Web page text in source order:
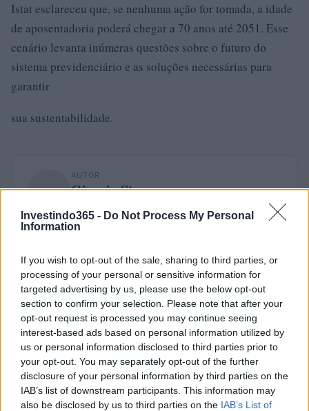
Investindo365 - Do Not Process My Personal
Information
If you wish to opt-out of the sale, sharing to third parties, or
processing of your personal or sensitive information for
targeted advertising by us, please use the below opt-out
section to confirm your selection. Please note that after your
opt-out request is processed you may continue seeing
interest-based ads based on personal information utilized by
us or personal information disclosed to third parties prior to
your opt-out. You may separately opt-out of the further
disclosure of your personal information by third parties on the
IAB’s list of downstream participants. This information may
also be disclosed by us to third parties on the IAB’s List of
Istat esclareceu que, se nenhuma ação for tomada, a idade
de aposentadoria poderá chegar a 70 anos até 2051. Esse
cenário levanta inúmeras questões sobre o futuro do
sistema previdenciário e as soluções necessárias para
garantir
sua sustentabilidade.
AUTOR
Giorgia Stromeo